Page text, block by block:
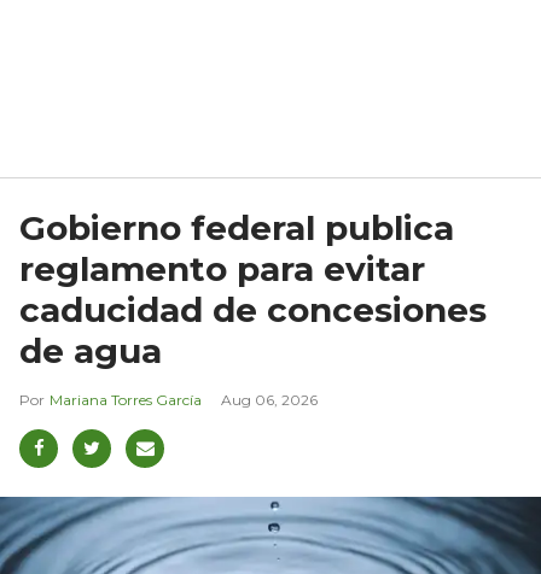
Gobierno federal publica
reglamento para evitar
caducidad de concesiones
de agua
Mariana Torres García Aug 06, 2026